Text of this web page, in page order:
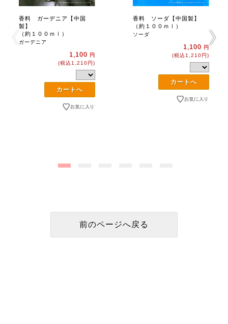
香料 ガーデニア【中国
製】
（約１００ｍｌ）
ガーデニア
1,100 円
(税込1,210円)
香料 ソーダ【中国製】
（約１００ｍｌ）
ソーダ
1,100 円
(税込1,210円)